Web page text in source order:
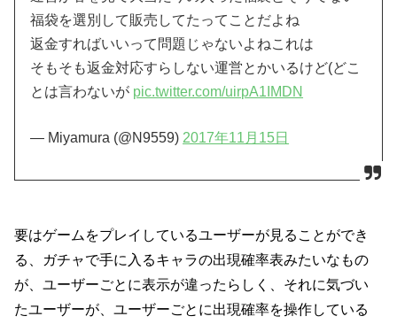
福袋を選別して販売してたってことだよね
返金すればいいって問題じゃないよねこれは
そもそも返金対応すらしない運営とかいるけど(どこ
とは言わないが pic.twitter.com/uirpA1IMDN
— Miyamura (@N9559) 2017年11月15日
要はゲームをプレイしているユーザーが見ることができ
る、ガチャで手に入るキャラの出現確率表みたいなもの
が、ユーザーごとに表示が違ったらしく、それに気づい
たユーザーが、ユーザーごとに出現確率を操作している